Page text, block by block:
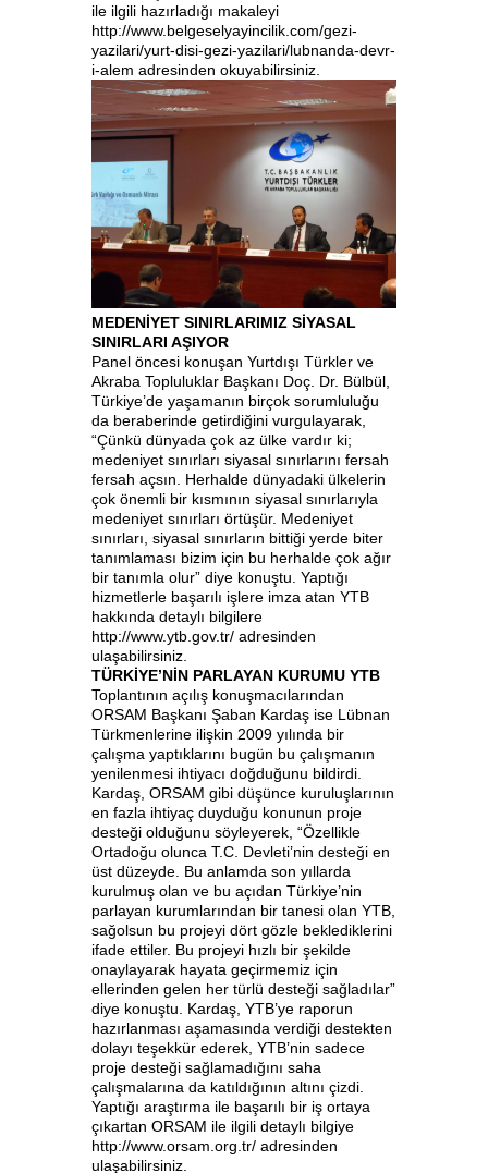
ile ilgili hazırladığı makaleyi
http://www.belgeselyayincilik.com/gezi-
yazilari/yurt-disi-gezi-yazilari/lubnanda-devr-
i-alem adresinden okuyabilirsiniz.
MEDENİYET SINIRLARIMIZ SİYASAL
SINIRLARI AŞIYOR
Panel öncesi konuşan Yurtdışı Türkler ve
Akraba Topluluklar Başkanı Doç. Dr. Bülbül,
Türkiye’de yaşamanın birçok sorumluluğu
da beraberinde getirdiğini vurgulayarak,
“Çünkü dünyada çok az ülke vardır ki;
medeniyet sınırları siyasal sınırlarını fersah
fersah açsın. Herhalde dünyadaki ülkelerin
çok önemli bir kısmının siyasal sınırlarıyla
medeniyet sınırları örtüşür. Medeniyet
sınırları, siyasal sınırların bittiği yerde biter
tanımlaması bizim için bu herhalde çok ağır
bir tanımla olur” diye konuştu. Yaptığı
hizmetlerle başarılı işlere imza atan YTB
hakkında detaylı bilgilere
http://www.ytb.gov.tr/ adresinden
ulaşabilirsiniz.
TÜRKİYE’NİN PARLAYAN KURUMU YTB
Toplantının açılış konuşmacılarından
ORSAM Başkanı Şaban Kardaş ise Lübnan
Türkmenlerine ilişkin 2009 yılında bir
çalışma yaptıklarını bugün bu çalışmanın
yenilenmesi ihtiyacı doğduğunu bildirdi.
Kardaş, ORSAM gibi düşünce kuruluşlarının
en fazla ihtiyaç duyduğu konunun proje
desteği olduğunu söyleyerek, “Özellikle
Ortadoğu olunca T.C. Devleti’nin desteği en
üst düzeyde. Bu anlamda son yıllarda
kurulmuş olan ve bu açıdan Türkiye’nin
parlayan kurumlarından bir tanesi olan YTB,
sağolsun bu projeyi dört gözle beklediklerini
ifade ettiler. Bu projeyi hızlı bir şekilde
onaylayarak hayata geçirmemiz için
ellerinden gelen her türlü desteği sağladılar”
diye konuştu. Kardaş, YTB’ye raporun
hazırlanması aşamasında verdiği destekten
dolayı teşekkür ederek, YTB’nin sadece
proje desteği sağlamadığını saha
çalışmalarına da katıldığının altını çizdi.
Yaptığı araştırma ile başarılı bir iş ortaya
çıkartan ORSAM ile ilgili detaylı bilgiye
http://www.orsam.org.tr/ adresinden
ulaşabilirsiniz.